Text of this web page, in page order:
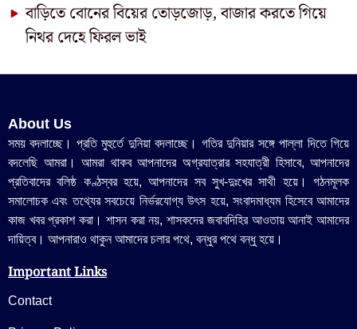
বাড়িতে বোনের বিয়ের তোড়জোড়, বাজার করতে গিয়ে
নিথর দেহে ফিরল ভাই
About Us
সময় বদলাচ্ছে। প্রতি মুহুর্তে দুনিয়া বদলাচ্ছে। গতির দুনিয়ার সঙ্গে পাল্লা দিতে গিয়ে
বদলেছি আমরা। আমরা থাকব আপনাদের অগ্রযাত্রার সহযাত্রী হিসাবে, আপনাদের
প্রতিবাদের বলিষ্ঠ কণ্ঠস্বর হয়ে, আপনাদের সব সুখ-দুঃখের সাথী হয়ে। গঠনমূলক
সমালোচক এবং তথ্যের সবচেয়ে নির্ভরযোগ্য উ‍ৎস হয়ে, সংবাদমাধ্যম হিসেবে আমাদের
কাজ খবর প্রকাশ করা। শাসন করা নয়, শাসকদের জবাবদিহির আওতায় আনাই আমাদের
দায়িত্ব। আপনারাও থাকুন আমাদের চলার পথে, বন্ধুর পথে বন্ধু হয়ে।
Important Links
Contact